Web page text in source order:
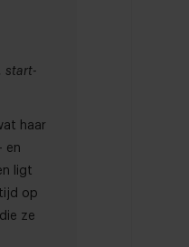
start-
haar
en
ligt
op
ze